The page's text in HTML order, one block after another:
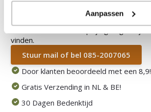
Aanpassen
Heb je een vraag over dit product?
vinden.
Stuur mail of bel 085-2007065
Door klanten beoordeeld met een 8,9!
Gratis Verzending in NL & BE!
30 Dagen Bedenktijd